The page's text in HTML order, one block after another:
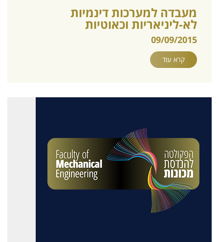
מעבדה למערכות דינמיות
לא-ליניאריות וכאוטיות
09/09/2015
קרא עוד